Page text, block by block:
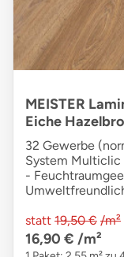
MEISTER
Eiche
32 Gewerbe
System Multiclic
-
statt 19,50 € /m²
16,90 € /m²